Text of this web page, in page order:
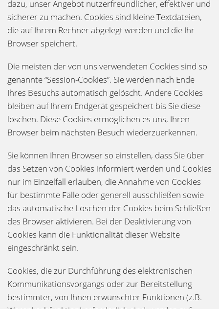
dazu, unser Angebot nutzerfreundlicher, effektiver und
sicherer zu machen. Cookies sind kleine Textdateien,
die auf Ihrem Rechner abgelegt werden und die Ihr
Browser speichert.
Die meisten der von uns verwendeten Cookies sind so
genannte “Session-Cookies”. Sie werden nach Ende
Ihres Besuchs automatisch gelöscht. Andere Cookies
bleiben auf Ihrem Endgerät gespeichert bis Sie diese
löschen. Diese Cookies ermöglichen es uns, Ihren
Browser beim nächsten Besuch wiederzuerkennen.
Sie können Ihren Browser so einstellen, dass Sie über
das Setzen von Cookies informiert werden und Cookies
nur im Einzelfall erlauben, die Annahme von Cookies
für bestimmte Fälle oder generell ausschließen sowie
das automatische Löschen der Cookies beim Schließen
des Browser aktivieren. Bei der Deaktivierung von
Cookies kann die Funktionalität dieser Website
eingeschränkt sein.
Cookies, die zur Durchführung des elektronischen
Kommunikationsvorgangs oder zur Bereitstellung
bestimmter, von Ihnen erwünschter Funktionen (z.B.